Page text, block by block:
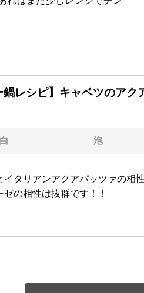
レシピ】キャベツのアク
白 泡
タリアンアクアパッツァの相
の相性は抜群です！！